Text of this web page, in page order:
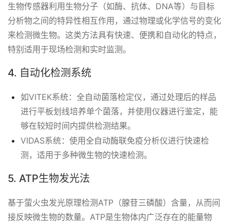
生物传感器利用生物分子（如酶、抗体、DNA等）与目标
分析物之间的特异性相互作用，通过物理或化学信号的变化
来检测微生物。这类方法具有快速、便携和自动化的特点，
特别适用于现场检测和实时监测。
4. 自动化检测系统
如VITEK系统：全自动菌落检定仪，通过处理后的样品
进行平板划线培养单个菌落，并使用仪器进行鉴定，能
够在较短时间内提供检测结果。
VIDAS系统：使用全自动酶联免疫分析仪进行快速检
测，适用于多种微生物的快速检测。
5. ATP生物发光法
基于萤火虫发光原理检测ATP（腺苷三磷酸）含量，从而间
接反映微生物的数量。ATP是生物体内广泛存在的能量物